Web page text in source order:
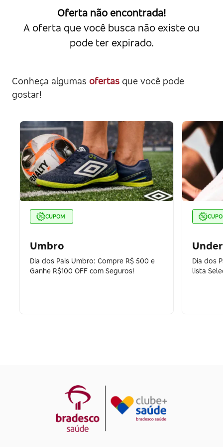
Oferta não encontrada!
A oferta que você busca não existe ou
pode ter expirado.
Conheça algumas ofertas que você pode
gostar!
CUPOM
Umbro
Dia dos Pais Umbro: Compre R$ 500 e
Ganhe R$100 OFF com Seguros!
Dia dos
lista